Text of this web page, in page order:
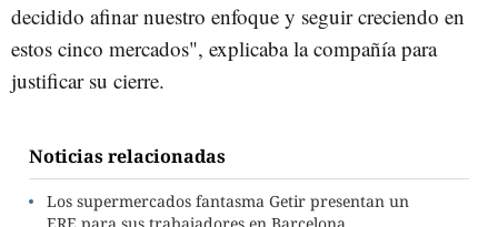
decidido afinar nuestro enfoque y seguir creciendo en
estos cinco mercados", explicaba la compañía para
justificar su cierre.
Noticias relacionadas
Los supermercados fantasma Getir presentan un